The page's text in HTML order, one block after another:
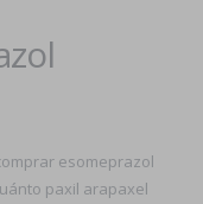
esomeprazol
paxil arapaxel